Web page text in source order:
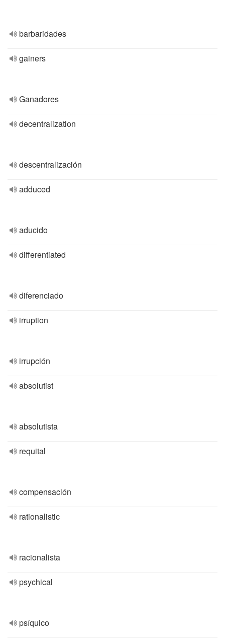
barbaridades
gainers
Ganadores
decentralization
descentralización
adduced
aducido
differentiated
diferenciado
irruption
irrupción
absolutist
absolutista
requital
compensación
rationalistic
racionalista
psychical
psíquico